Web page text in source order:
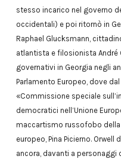
stesso incarico nel governo
occidentali) e poi ritornò in
Raphael Glucksmann,
atlantista e filosionista André
governativi in Georgia negli
Parlamento Europeo, dove
«Commissione speciale
democratici nell’Unione
maccartismo russofobo
europeo, Pina Picierno. Orwell
ancora, davanti a